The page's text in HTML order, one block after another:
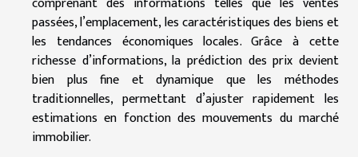
passées, l’emplacement, les caractéristiques des biens et
les tendances économiques locales. Grâce à cette
richesse d’informations, la prédiction des prix devient
bien plus fine et dynamique que les méthodes
traditionnelles, permettant d’ajuster rapidement les
estimations en fonction des mouvements du marché
immobilier.